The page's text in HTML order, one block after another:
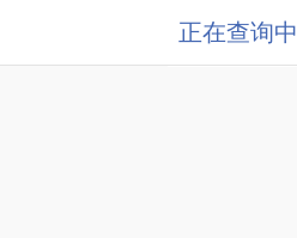
正在查询中